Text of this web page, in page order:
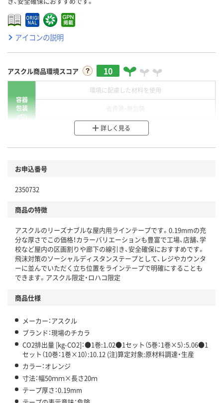
アイコンの説明
アスクル商品環境スコア 10
容器
包装
環境に配慮した材料を使用
分別・リサイクルしやすい設計
本体
仕組
アスクルで資源循環している
温室効果ガスなどの削減
この商品の環境配慮ポイントです。下記商品詳細「
アスクル商品環境スコア詳細／加点項目
詳しく見る
お申込番号
2350732
商品の特徴
アスクルのリーズナブルな屋内用ラインテープです。0.19mmの充
分な厚さでこの価格！カラーバリエーションも豊富で工場、店舗、学
校など屋内の区画割りや廊下の線引き、安全確保におすすめです。
飛沫対策のソーシャルディスタンステープとして、レジやカウンタ
ーに並んでいただく立ち位置をラインテープで明確にすることも
できます。アスクル限定・ロハコ限定
商品仕様
メーカー：アスクル
ブランド：現場のチカラ
CO2排出量 [kg-CO2]：●1巻:1.02●1セット（5巻：1巻×5）:5.06●1
セット（10巻：1巻×10）:10.12 (注)算定対象:原材料調達・生産
カラー：オレンジ
寸法：幅50ｍｍ×長さ20ｍ
テープ厚さ：0.19mm